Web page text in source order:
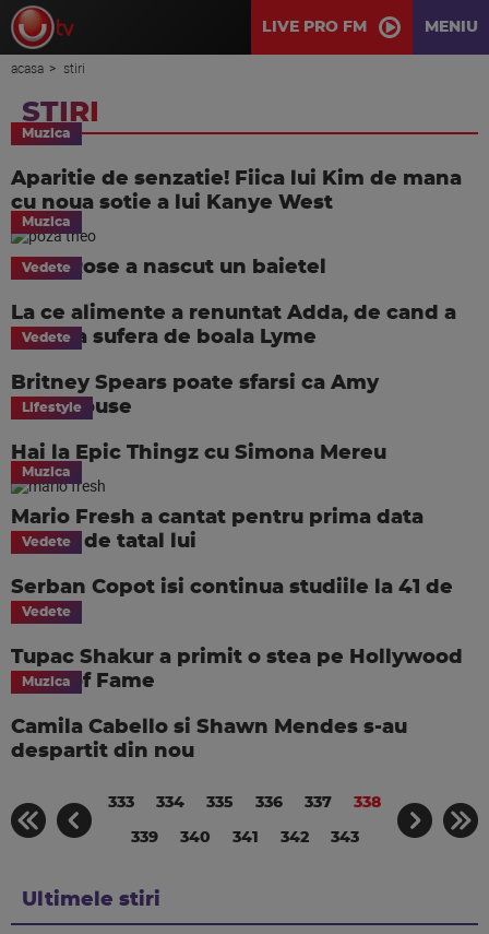
LIVE PRO FM MENIU
acasa stiri
STIRI
Muzica
Aparitie de senzatie! Fiica lui Kim de mana
cu noua sotie a lui Kanye West
Muzica
Theo Rose a nascut un baietel
Vedete
La ce alimente a renuntat Adda, de cand a
aflat ca sufera de boala Lyme
Vedete
Britney Spears poate sfarsi ca Amy
Winehouse
Lifestyle
Hai la Epic Thingz cu Simona Mereu
Muzica
Mario Fresh a cantat pentru prima data
alaturi de tatal lui
Vedete
Serban Copot isi continua studiile la 41 de
ani
Vedete
Tupac Shakur a primit o stea pe Hollywood
Walk of Fame
Muzica
Camila Cabello si Shawn Mendes s-au
despartit din nou
333 334 335 336 337 338
339 340 341 342 343
Ultimele stiri